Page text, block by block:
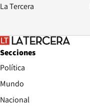
La Tercera
Secciones
Política
Mundo
Nacional